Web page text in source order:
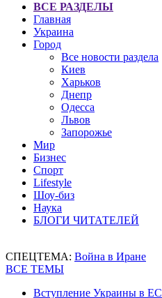
ВСЕ РАЗДЕЛЫ
Главная
Украина
Город
Все новости раздела
Киев
Харьков
Днепр
Одесса
Львов
Запорожье
Мир
Бизнес
Спорт
Lifestyle
Шоу-биз
Наука
БЛОГИ ЧИТАТЕЛЕЙ
СПЕЦТЕМА: Война в Иране
ВСЕ ТЕМЫ
Вступление Украины в ЕС